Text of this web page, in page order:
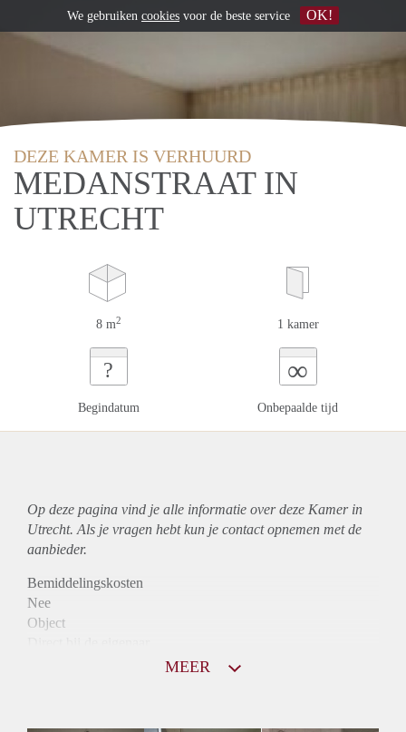
DEZE KAMER IS VERHUURD
MEDANSTRAAT IN
UTRECHT
8 m2 1 kamer
?
Begindatum
∞
Onbepaalde tijd
Op deze pagina vind je alle informatie over deze Kamer in
Utrecht. Als je vragen hebt kun je contact opnemen met de
aanbieder.
Bemiddelingskosten
Nee
Object
MEER
We gebruiken cookies voor de beste service OK!